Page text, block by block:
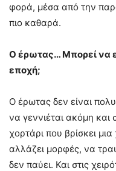
φορά, μέσα από την
πιο καθαρά.
Ο έρωτας… Μπορεί να
εποχή;
Ο έρωτας δεν είναι
να γεννιέται ακόμη και
χορτάρι που βρίσκει
αλλάζει μορφές, να
δεν παύει. Και στις